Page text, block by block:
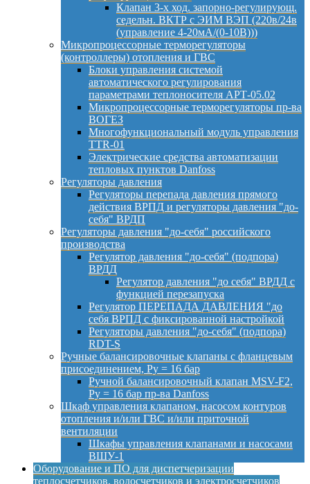
Клапан 3-х ход. запорно-регулирующ.
седельн. ВКТР с ЭИМ ВЭП (220в/24в
(управление 4-20мА/(0-10В)))
Микропроцессорные терморегуляторы
(контроллеры) отопления и ГВС
Блоки управления системой
автоматического регулирования
параметрами теплоносителя АРТ-05.02
Микропроцессорные терморегуляторы пр-ва
ВОГЕЗ
Многофункциональный модуль управления
TTR-01
Электрические средства автоматизации
тепловых пунктов Danfoss
Регуляторы давления
Регуляторы перепада давления прямого
действия ВРПД и регуляторы давления "до-
себя" ВРДП
Регуляторы давления "до-себя" российского
производства
Регулятор давления "до-себя" (подпора)
ВРДД
Регулятор давления "до себя" ВРДД с
функцией перезапуска
Регулятор ПЕРЕПАДА ДАВЛЕНИЯ "до
себя ВРПД с фиксированной настройкой
Регуляторы давления "до-себя" (подпора)
RDT-S
Ручные балансировочные клапаны с фланцевым
присоединением, Py = 16 бар
Ручной балансировочный клапан MSV-F2,
Py = 16 бар пр-ва Danfoss
Шкаф управления клапаном, насосом контуров
отопления и/или ГВС и/или приточной
вентиляции
Шкафы управления клапанами и насосами
ВШУ-1
Оборудование и ПО для диспетчеризации
теплосчетчиков, водосчетчиков и электросчетчиков